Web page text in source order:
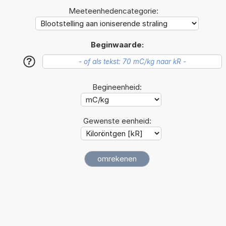
Meeteenhedencategorie:
Beginwaarde:
?
Begineenheid:
Gewenste eenheid: